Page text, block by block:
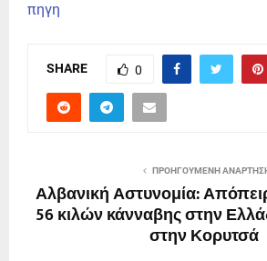
πηγη
SHARE 0
ΠΡΟΗΓΟΎΜΕΝΗ
Αλβανική Αστυνομία:
56 κιλών κάνναβης στην
στην Κορυτσά